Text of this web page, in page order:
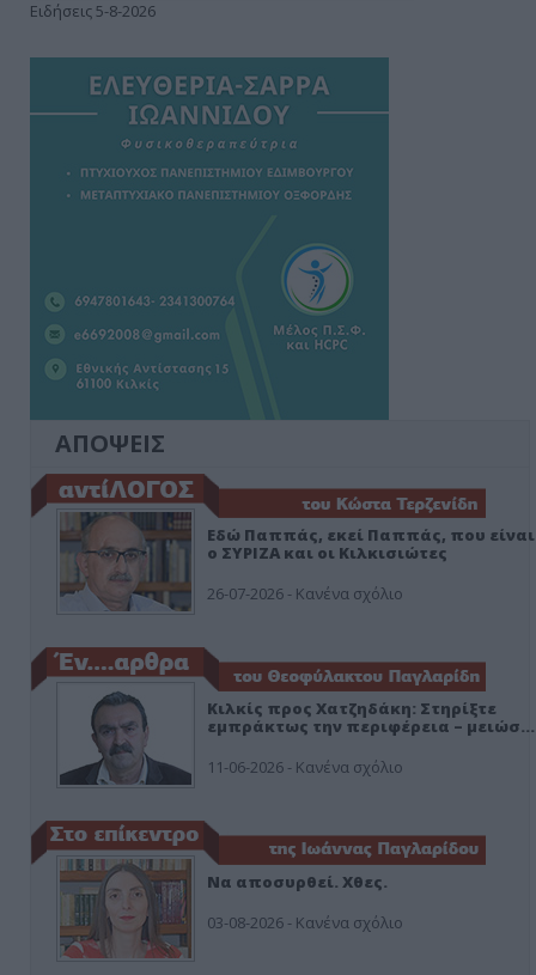
Ειδήσεις 5-8-2026
ΑΠΟΨΕΙΣ
Εδώ Παππάς, εκεί Παππάς, που είναι
ο ΣΥΡΙΖΑ και οι Κιλκισιώτες
26-07-2026 - Κανένα σχόλιο
Κιλκίς προς Χατζηδάκη: Στηρίξτε
εμπράκτως την περιφέρεια – μειώσ…
11-06-2026 - Κανένα σχόλιο
Να αποσυρθεί. Χθες.
03-08-2026 - Κανένα σχόλιο